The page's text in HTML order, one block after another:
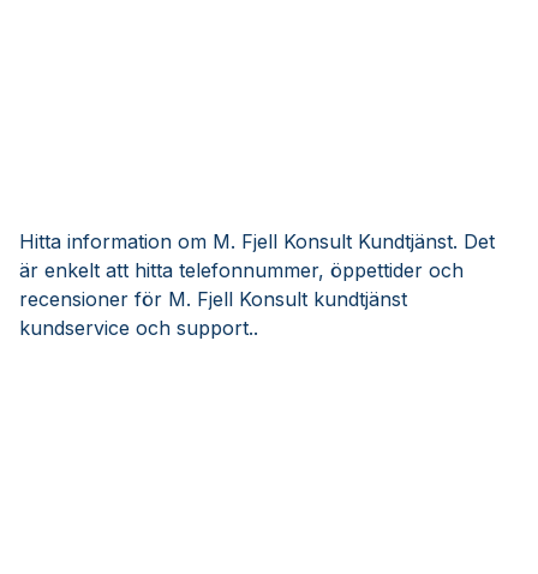
Hitta information om M. Fjell Konsult Kundtjänst. Det
är enkelt att hitta telefonnummer, öppettider och
recensioner för M. Fjell Konsult kundtjänst
kundservice och support..